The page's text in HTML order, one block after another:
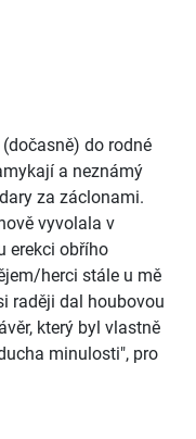
do rodné
a neznámý
za záclonami.
vyvolala v
erekci obřího
herci stále u mě
raději dal houbovou
který byl vlastně
minulosti", pro